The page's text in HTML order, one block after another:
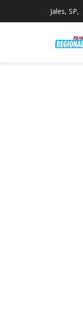
Jales, SP,